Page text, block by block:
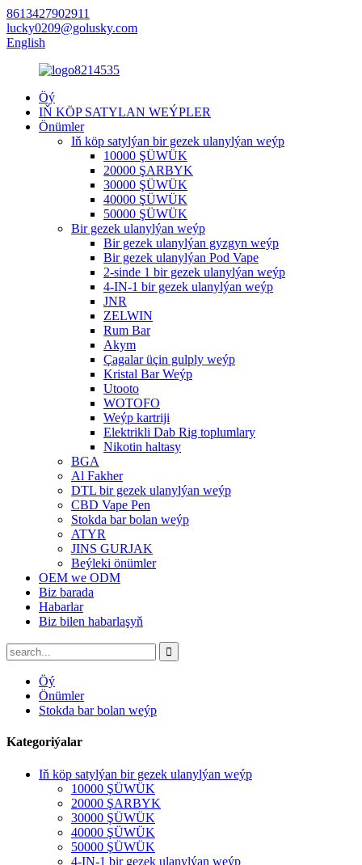
8613427902911
lucky0209@golusky.com
English
Öý
IŇ KÖP SATYLAN WEÝPLER
Önümler
Iň köp satylýan bir gezek ulanylýan weýp
10000 ŞÜWÜK
20000 ŞARBYK
30000 ŞÜWÜK
40000 ŞÜWÜK
50000 ŞÜWÜK
Bir gezek ulanylýan weýp
Bir gezek ulanylýan gyzgyn weýp
Bir gezek ulanylýan Pod Vape
2-sinde 1 bir gezek ulanylýan weýp
4-IN-1 bir gezek ulanylýan weýp
JNR
ZELWIN
Rum Bar
Akym
Çagalar üçin gulply weýp
Kristal Bar Weýp
Utooto
WOTOFO
Weýp kartriji
Elektrikli Dab Rig toplumlary
Nikotin haltasy
BGA
Al Fakher
DTL bir gezek ulanylýan weýp
CBD Vape Pen
Stokda bar bolan weýp
ATYR
JINS GURJAK
Beýleki önümler
OEM we ODM
Biz barada
Habarlar
Biz bilen habarlaşyň
Öý
Önümler
Stokda bar bolan weýp
Kategoriýalar
Iň köp satylýan bir gezek ulanylýan weýp
10000 ŞÜWÜK
20000 ŞARBYK
30000 ŞÜWÜK
40000 ŞÜWÜK
50000 ŞÜWÜK
4-IN-1 bir gezek ulanylýan weýp